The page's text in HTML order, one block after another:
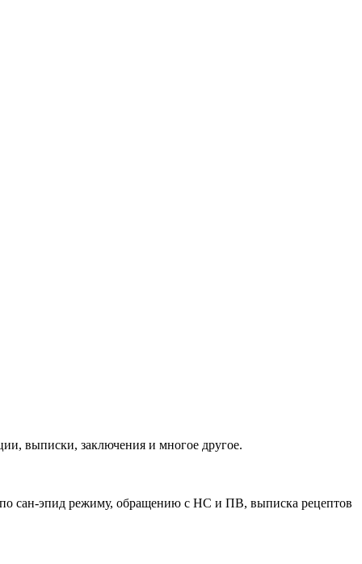
выписки, заключения и многое другое.
сан-эпид режиму, обращению с НС и ПВ, выписка рецептов